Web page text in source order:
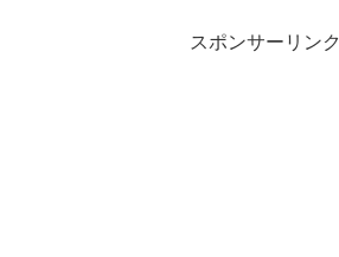
スポンサーリンク